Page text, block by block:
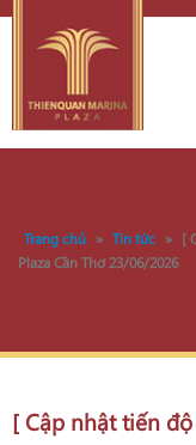
Trang chủ » Tin tức » [
Plaza Cần Thơ 23/06/2026
[ Cập nhật tiến